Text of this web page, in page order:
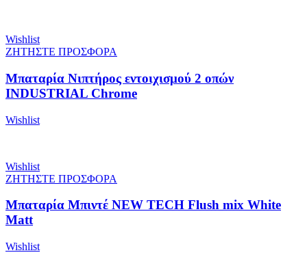
Wishlist
ΖΗΤΗΣΤΕ ΠΡΟΣΦΟΡΑ
Μπαταρία Νιπτήρος εντοιχισμού 2 οπών
INDUSTRIAL Chrome
Wishlist
Wishlist
ΖΗΤΗΣΤΕ ΠΡΟΣΦΟΡΑ
Μπαταρία Μπιντέ NEW TECH Flush mix White
Matt
Wishlist